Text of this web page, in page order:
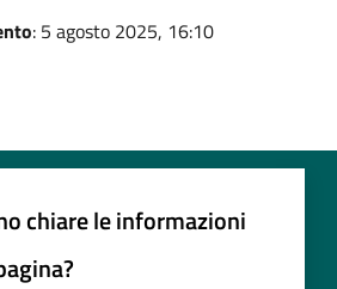
: 5 agosto 2025, 16:10
chiare le informazioni